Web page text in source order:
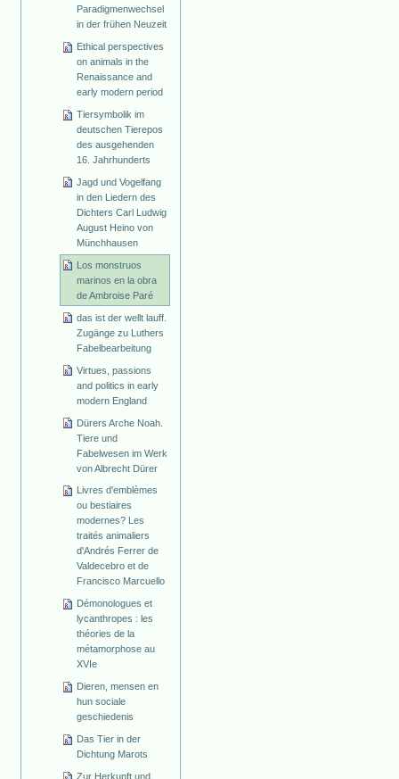
Paradigmenwechsel
in der frühen Neuzeit
Ethical perspectives
on animals in the
Renaissance and
early modern period
Tiersymbolik im
deutschen Tierepos
des ausgehenden
16. Jahrhunderts
Jagd und Vogelfang
in den Liedern des
Dichters Carl Ludwig
August Heino von
Münchhausen
Los monstruos
marinos en la obra
de Ambroise Paré
das ist der wellt lauff.
Zugänge zu Luthers
Fabelbearbeitung
Virtues, passions
and politics in early
modern England
Dürers Arche Noah.
Tiere und
Fabelwesen im Werk
von Albrecht Dürer
Livres d'emblèmes
ou bestiaires
modernes? Les
traités animaliers
d'Andrés Ferrer de
Valdecebro et de
Francisco Marcuello
Démonologues et
lycanthropes : les
théories de la
métamorphose au
XVIe
Dieren, mensen en
hun sociale
geschiedenis
Das Tier in der
Dichtung Marots
Zur Herkunft und